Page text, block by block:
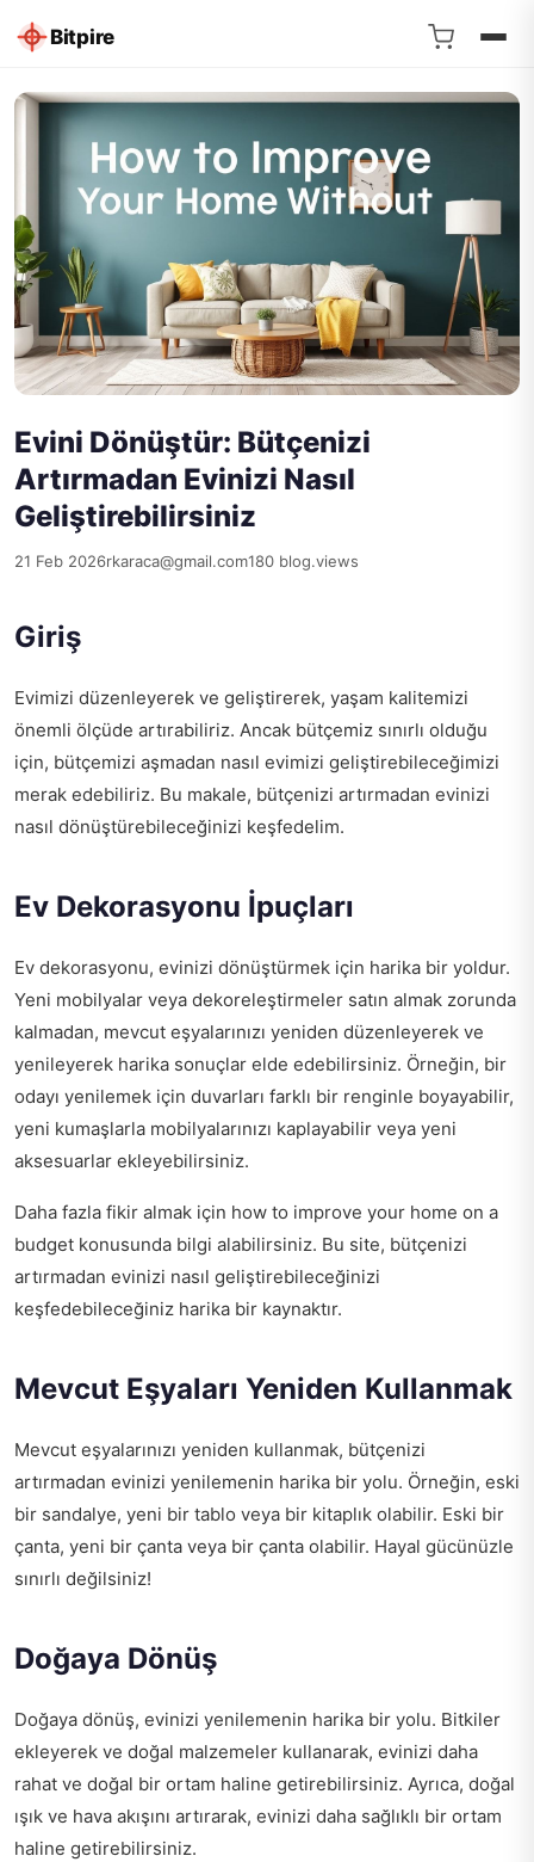
Bitpire
Evini Dönüştür: Bütçenizi
Artırmadan Evinizi Nasıl
Geliştirebilirsiniz
21 Feb 2026rkaraca@gmail.com180 blog.views
Giriş
Evimizi düzenleyerek ve geliştirerek, yaşam kalitemizi
önemli ölçüde artırabiliriz. Ancak bütçemiz sınırlı olduğu
için, bütçemizi aşmadan nasıl evimizi geliştirebileceğimizi
merak edebiliriz. Bu makale, bütçenizi artırmadan evinizi
nasıl dönüştürebileceğinizi keşfedelim.
Ev Dekorasyonu İpuçları
Ev dekorasyonu, evinizi dönüştürmek için harika bir yoldur.
Yeni mobilyalar veya dekoreleştirmeler satın almak zorunda
kalmadan, mevcut eşyalarınızı yeniden düzenleyerek ve
yenileyerek harika sonuçlar elde edebilirsiniz. Örneğin, bir
odayı yenilemek için duvarları farklı bir renginle boyayabilir,
yeni kumaşlarla mobilyalarınızı kaplayabilir veya yeni
aksesuarlar ekleyebilirsiniz.
Daha fazla fikir almak için how to improve your home on a
budget konusunda bilgi alabilirsiniz. Bu site, bütçenizi
artırmadan evinizi nasıl geliştirebileceğinizi
keşfedebileceğiniz harika bir kaynaktır.
Mevcut Eşyaları Yeniden Kullanmak
Mevcut eşyalarınızı yeniden kullanmak, bütçenizi
artırmadan evinizi yenilemenin harika bir yolu. Örneğin, eski
bir sandalye, yeni bir tablo veya bir kitaplık olabilir. Eski bir
çanta, yeni bir çanta veya bir çanta olabilir. Hayal gücünüzle
sınırlı değilsiniz!
Doğaya Dönüş
Doğaya dönüş, evinizi yenilemenin harika bir yolu. Bitkiler
ekleyerek ve doğal malzemeler kullanarak, evinizi daha
rahat ve doğal bir ortam haline getirebilirsiniz. Ayrıca, doğal
ışık ve hava akışını artırarak, evinizi daha sağlıklı bir ortam
haline getirebilirsiniz.